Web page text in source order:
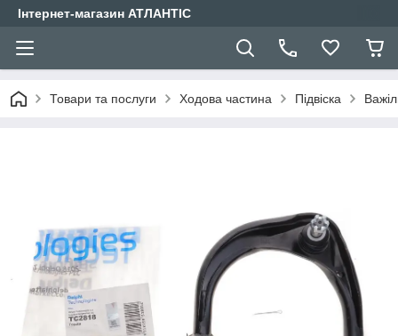
Інтернет-магазин АТЛАНТІС
Товари та послуги Ходова частина Підвіска